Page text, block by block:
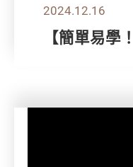
2024.12.16
【簡單易學